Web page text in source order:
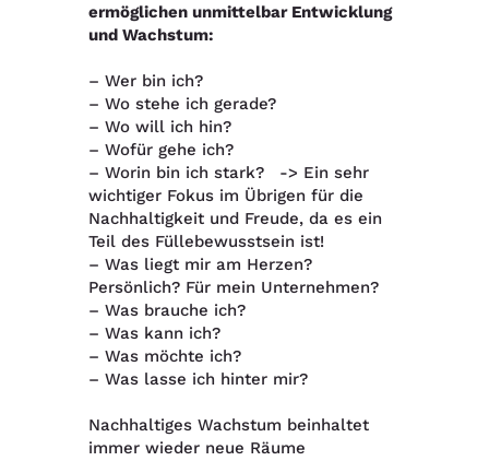
ermöglichen unmittelbar Entwicklung
und Wachstum:
– Wer bin ich?
– Wo stehe ich gerade?
– Wo will ich hin?
– Wofür gehe ich?
– Worin bin ich stark? -> Ein sehr
wichtiger Fokus im Übrigen für die
Nachhaltigkeit und Freude, da es ein
Teil des Füllebewusstsein ist!
– Was liegt mir am Herzen?
Persönlich? Für mein Unternehmen?
– Was brauche ich?
– Was kann ich?
– Was möchte ich?
– Was lasse ich hinter mir?
Nachhaltiges Wachstum beinhaltet
immer wieder neue Räume